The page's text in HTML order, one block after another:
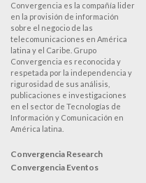
Convergencia es la compañía lider
en la provisión de información
sobre el negocio de las
telecomunicaciones en América
latina y el Caribe. Grupo
Convergencia es reconocida y
respetada por la independencia y
rigurosidad de sus análisis,
publicaciones e investigaciones
en el sector de Tecnologías de
Información y Comunicación en
América latina.
Convergencia Research
Convergencia Eventos